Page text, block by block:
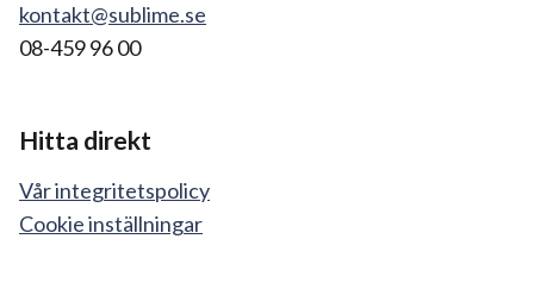
kontakt@sublime.se
08-459 96 00
Hitta direkt
Vår integritetspolicy
Cookie inställningar